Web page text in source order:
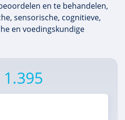
en te behandelen,
sensorische, cognitieve,
en voedingskundige
1.395